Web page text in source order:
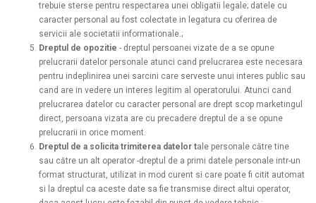
trebuie sterse pentru respectarea unei obligatii legale; datele cu
caracter personal au fost colectate in legatura cu oferirea de
servicii ale societatii informationale.;
Dreptul de opozitie - dreptul persoanei vizate de a se opune
prelucrarii datelor personale atunci cand prelucrarea este necesara
pentru indeplinirea unei sarcini care serveste unui interes public sau
cand are in vedere un interes legitim al operatorului. Atunci cand
prelucrarea datelor cu caracter personal are drept scop marketingul
direct, persoana vizata are cu precadere dreptul de a se opune
prelucrarii in orice moment.
Dreptul de a solicita trimiterea datelor tale personale către tine
sau către un alt operator -dreptul de a primi datele personale intr-un
format structurat, utilizat in mod curent si care poate fi citit automat
si la dreptul ca aceste date sa fie transmise direct altui operator,